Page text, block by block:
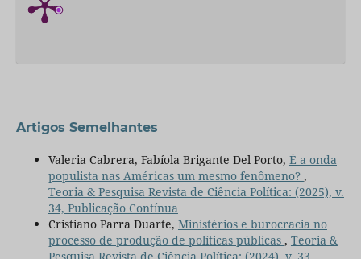
Artigos Semelhantes
Valeria Cabrera, Fabíola Brigante Del Porto, É a onda
populista nas Américas um mesmo fenômeno? ,
Teoria & Pesquisa Revista de Ciência Política: (2025), v.
34, Publicação Contínua
Cristiano Parra Duarte, Ministérios e burocracia no
processo de produção de políticas públicas , Teoria &